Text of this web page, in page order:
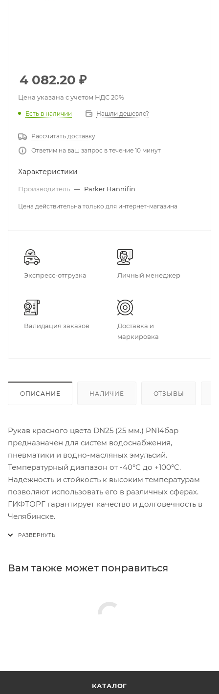
4 082.20 ₽
Цена указана с учетом НДС 20%
Есть в наличии Нашли дешевле?
Рассчитать доставку
Ответим на ваш запрос в течение 10 минут
Характеристики
Производитель — Parker Hannifin
Цена действительна только для интернет-магазина
Экспресс-отгрузка Личный менеджер
Валидация заказов
Доставка и
маркировка
ОПИСАНИЕ НАЛИЧИЕ ОТЗЫВЫ
Рукав красного цвета DN25 (25 мм.) PN14бар
предназначен для систем водоснабжения,
пневматики и водно-масляных эмульсий.
Температурный диапазон от -40°C до +100°C.
Надежность и стойкость к высоким температурам
позволяют использовать его в различных сферах.
ГИФТОРГ гарантирует качество и долговечность в
Челябинске.
Вам также может понравиться
КАТАЛОГ